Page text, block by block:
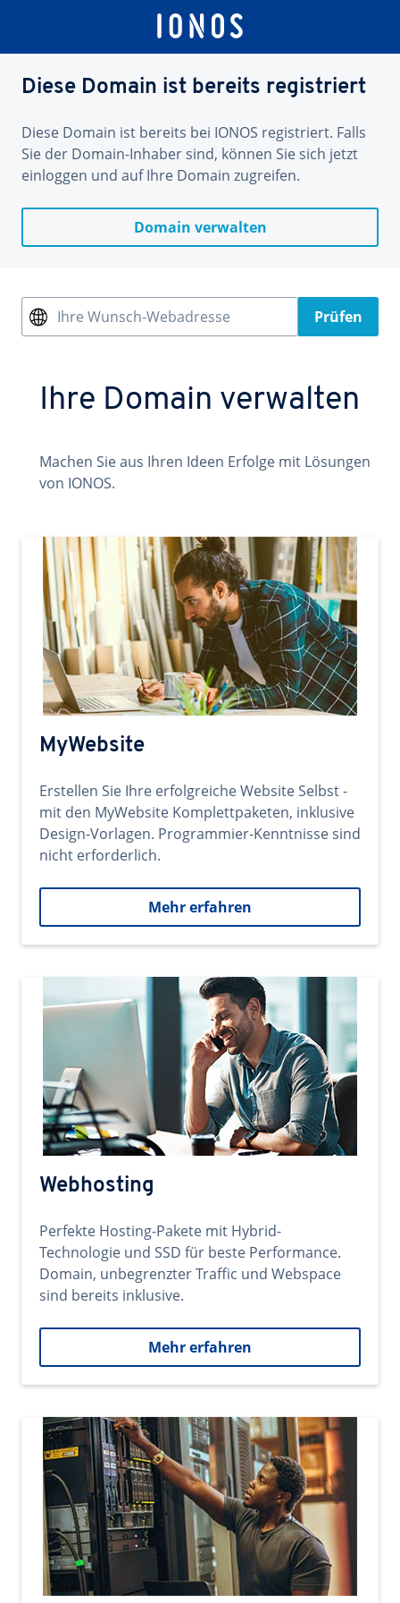
Diese Domain ist bereits registriert
Diese Domain ist bereits bei IONOS registriert. Falls
Sie der Domain-Inhaber sind, können Sie sich jetzt
einloggen und auf Ihre Domain zugreifen.
Domain verwalten
Ihre Wunsch-Webadresse Prüfen
Ihre Domain verwalten
Machen Sie aus Ihren Ideen Erfolge mit Lösungen
von IONOS.
MyWebsite
Erstellen Sie Ihre erfolgreiche Website Selbst -
mit den MyWebsite Komplettpaketen, inklusive
Design-Vorlagen. Programmier-Kenntnisse sind
nicht erforderlich.
Mehr erfahren
Webhosting
Perfekte Hosting-Pakete mit Hybrid-
Technologie und SSD für beste Performance.
Domain, unbegrenzter Traffic und Webspace
sind bereits inklusive.
Mehr erfahren